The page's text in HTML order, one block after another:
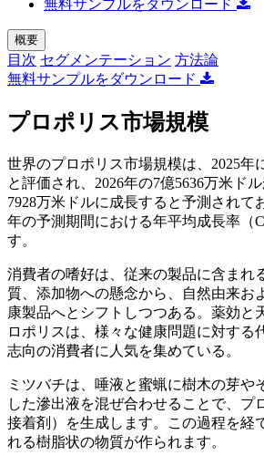
無料サンプルをダウンロード
概要
目次 セグメンテーション 方法論
無料サンプルをダウンロード
プロポリス市場規模
世界のプロポリス市場規模は、2025年
と評価され、2026年の7億5636万米ド
7928万米ドルに成長すると予測されて
年の予測期間における年平均成長率（
す。
消費者の嗜好は、従来の製品に含まれ
質、添加物への懸念から、自然由来お
康製品へとシフトしつつある。薬効と
ロポリスは、様々な健康問題に対する
志向の消費者に人気を集めている。
ミツバチは、唾液と蜜蝋に樹木の芽や
した滲出液を混ぜ合わせることで、プ
接着剤）を生成します。この過程を経
れる樹脂状の物質が作られます。